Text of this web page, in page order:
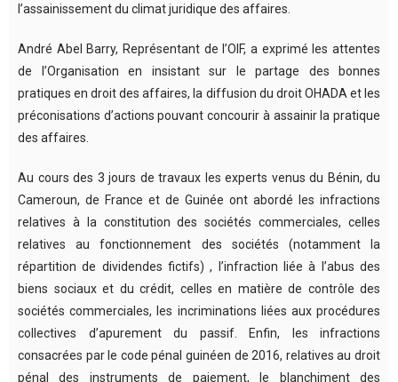
l’assainissement du climat juridique des affaires.
André Abel Barry, Représentant de l’OIF, a exprimé les attentes
de l’Organisation en insistant sur le partage des bonnes
pratiques en droit des affaires, la diffusion du droit OHADA et les
préconisations d’actions pouvant concourir à assainir la pratique
des affaires.
Au cours des 3 jours de travaux les experts venus du Bénin, du
Cameroun, de France et de Guinée ont abordé les infractions
relatives à la constitution des sociétés commerciales, celles
relatives au fonctionnement des sociétés (notamment la
répartition de dividendes fictifs) , l’infraction liée à l’abus des
biens sociaux et du crédit, celles en matière de contrôle des
sociétés commerciales, les incriminations liées aux procédures
collectives d’apurement du passif. Enfin, les infractions
consacrées par le code pénal guinéen de 2016, relatives au droit
pénal des instruments de paiement, le blanchiment des